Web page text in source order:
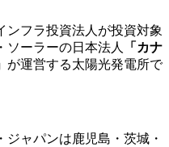
ンフラ投資法人が投資対象
ソーラーの日本法人
「カナ
が運営する太陽光発電所で
ャパンは鹿児島・茨城・